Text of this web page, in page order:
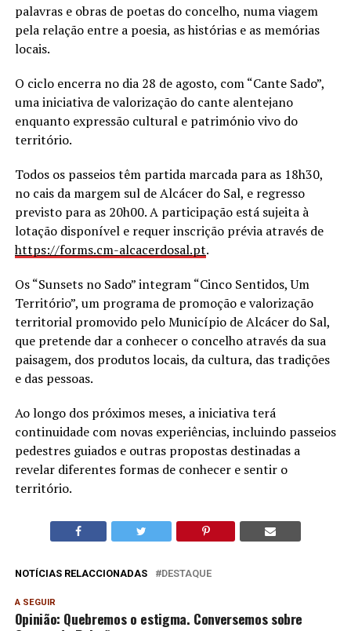
palavras e obras de poetas do concelho, numa viagem
pela relação entre a poesia, as histórias e as memórias
locais.
O ciclo encerra no dia 28 de agosto, com “Cante Sado”,
uma iniciativa de valorização do cante alentejano
enquanto expressão cultural e património vivo do
território.
Todos os passeios têm partida marcada para as 18h30,
no cais da margem sul de Alcácer do Sal, e regresso
previsto para as 20h00. A participação está sujeita à
lotação disponível e requer inscrição prévia através de
https://forms.cm-alcacerdosal.pt.
Os “Sunsets no Sado” integram “Cinco Sentidos, Um
Território”, um programa de promoção e valorização
territorial promovido pelo Município de Alcácer do Sal,
que pretende dar a conhecer o concelho através da sua
paisagem, dos produtos locais, da cultura, das tradições
e das pessoas.
Ao longo dos próximos meses, a iniciativa terá
continuidade com novas experiências, incluindo passeios
pedestres guiados e outras propostas destinadas a
revelar diferentes formas de conhecer e sentir o
território.
NOTÍCIAS RELACCIONADAS DESTAQUE
A SEGUIR
Opinião: Quebremos o estigma. Conversemos sobre